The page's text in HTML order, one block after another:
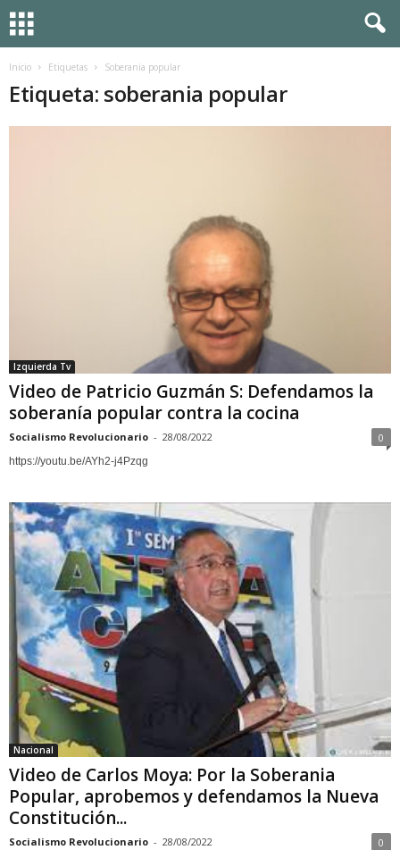
Inicio Etiquetas Soberania popular
Etiqueta: soberania popular
Izquierda Tv
Video de Patricio Guzmán S: Defendamos la
soberanía popular contra la cocina
Socialismo Revolucionario - 28/08/2022 0
https://youtu.be/AYh2-j4Pzqg
Nacional
Video de Carlos Moya: Por la Soberania
Popular, aprobemos y defendamos la Nueva
Constitución...
Socialismo Revolucionario - 28/08/2022 0